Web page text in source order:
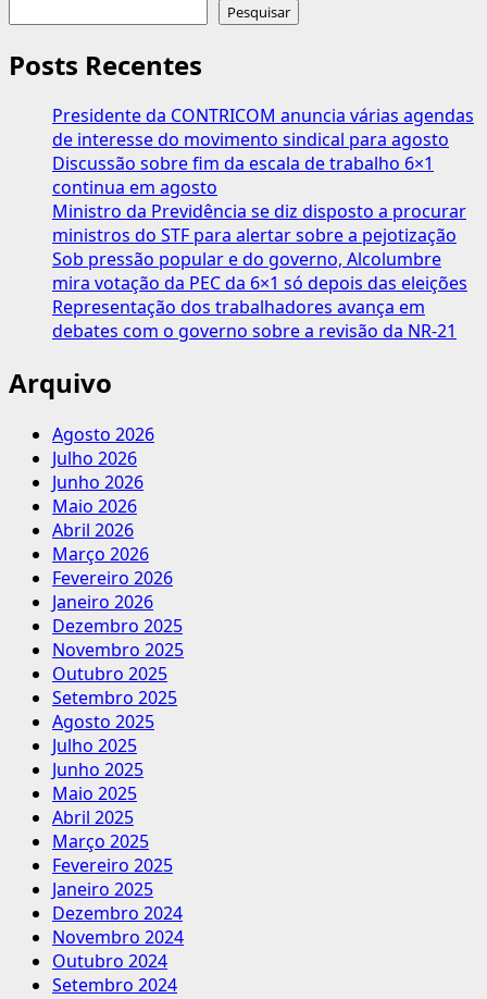
Pesquisar
Posts Recentes
Presidente da CONTRICOM anuncia várias agendas
de interesse do movimento sindical para agosto
Discussão sobre fim da escala de trabalho 6×1
continua em agosto
Ministro da Previdência se diz disposto a procurar
ministros do STF para alertar sobre a pejotização
Sob pressão popular e do governo, Alcolumbre
mira votação da PEC da 6×1 só depois das eleições
Representação dos trabalhadores avança em
debates com o governo sobre a revisão da NR-21
Arquivo
Agosto 2026
Julho 2026
Junho 2026
Maio 2026
Abril 2026
Março 2026
Fevereiro 2026
Janeiro 2026
Dezembro 2025
Novembro 2025
Outubro 2025
Setembro 2025
Agosto 2025
Julho 2025
Junho 2025
Maio 2025
Abril 2025
Março 2025
Fevereiro 2025
Janeiro 2025
Dezembro 2024
Novembro 2024
Outubro 2024
Setembro 2024